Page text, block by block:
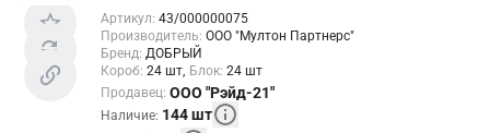
Артикул: 43/000000075
Производитель: ООО "Мултон Партнерс"
Бренд: ДОБРЫЙ
Короб: 24 шт Блок: 24 шт
Продавец: ООО "Рэйд-21"
Наличие: 144шт